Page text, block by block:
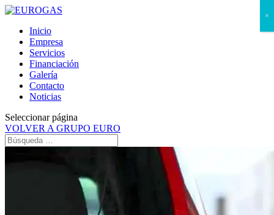
Inicio
Empresa
Servicios
Financiación
Galería
Contacto
Noticias
Seleccionar página
VOLVER A GRUPO EURO
×